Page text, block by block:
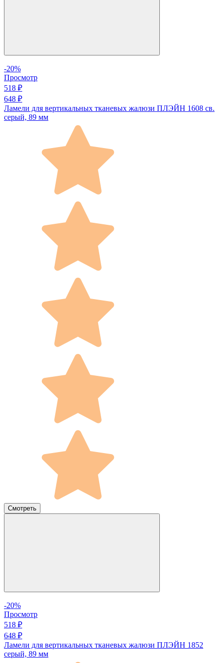
-20%
Просмотр
518 ₽
648 ₽
Ламели для вертикальных тканевых жалюзи ПЛЭЙН 1608 св.
серый, 89 мм
Смотреть
-20%
Просмотр
518 ₽
648 ₽
Ламели для вертикальных тканевых жалюзи ПЛЭЙН 1852
серый, 89 мм